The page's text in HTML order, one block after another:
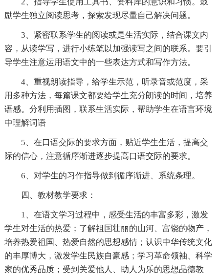
2、指导学生使用工具书、资料库的意识和习惯。鼓
励学生独立阅读思考，探索发现尽量自己解决问题。
3、紧密联系学生的阅读或是生活实际，结合课文内
容，从读学写，进行小练笔以加强读写之间的联系。要引
导学生注意运用语文中的一些表达方式和写作方法。
4、重视朗读指导，给学生示范，听录音或范度，采
用多种方法，每篇课文都要给学生充分朗读的时间，培养
语感。分利用插图，联系生活实际，帮助学生在语言环境
中理解词语
5、在口语交际的要求方面，贴近学生生活，提高交
际的信心，注意循序渐进逐步提高口语交际的要求。
6、对学生的习作指导做到循序渐进、系统条理。
四、教材教学要求：
1、在语文学习过程中，感受生活的丰富多彩，激发
学生对生活的热爱；了解祖国壮丽的山河、富饶的物产，
培养热爱祖国、热爱自然的思想感情；认识中华传统文化
的丰厚博大，激发学生民族自豪感；学习革命领袖、科学
家的优秀品质；受到关爱他人、助人为乐的思想品德教